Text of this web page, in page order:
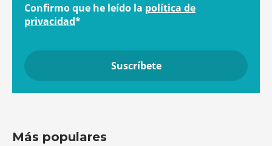
Confirmo que he leído la política de
privacidad*
Más populares